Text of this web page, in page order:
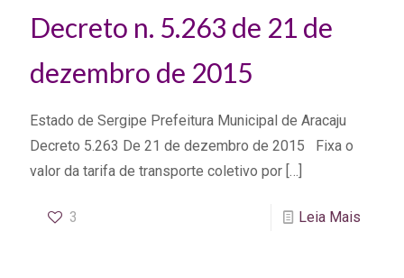
Decreto n. 5.263 de 21 de
dezembro de 2015
Estado de Sergipe Prefeitura Municipal de Aracaju
Decreto 5.263 De 21 de dezembro de 2015 Fixa o
valor da tarifa de transporte coletivo por […]
3 Leia Mais